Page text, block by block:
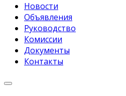
Новости
Объявления
Руководство
Комиссии
Документы
Контакты